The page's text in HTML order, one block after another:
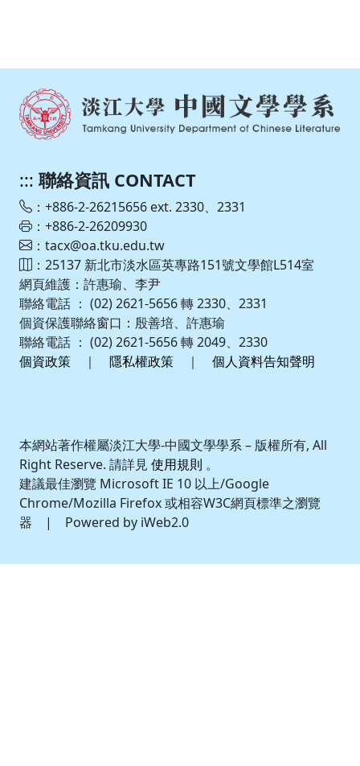
::: 聯絡資訊 CONTACT
：+886-2-26215656 ext. 2330、2331
：+886-2-26209930
：tacx@oa.tku.edu.tw
：25137 新北市淡水區英專路151號文學館L514室
網頁維護：許惠瑜、李尹
聯絡電話 ： (02) 2621-5656 轉 2330、2331
個資保護聯絡窗口：殷善培、許惠瑜
聯絡電話 ： (02) 2621-5656 轉 2049、2330
個資政策 ｜ 隱私權政策 ｜ 個人資料告知聲明
本網站著作權屬淡江大學-中國文學學系 – 版權所有, All
Right Reserve. 請詳見 使用規則 。
建議最佳瀏覽 Microsoft IE 10 以上/Google
Chrome/Mozilla Firefox 或相容W3C網頁標準之瀏覽
器 | Powered by iWeb2.0